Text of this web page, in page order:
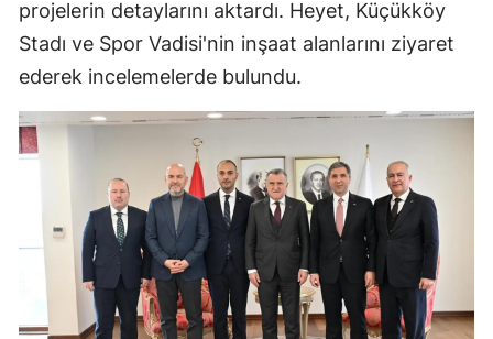
projelerin detaylarını aktardı. Heyet, Küçükköy
Stadı ve Spor Vadisi'nin inşaat alanlarını ziyaret
ederek incelemelerde bulundu.